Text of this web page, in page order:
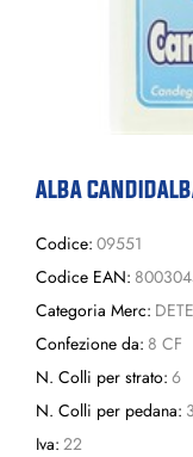
ALBA
Codice: 09551
Codice EAN:
Categoria Merc:
Confezione da: 8 CF
N. Colli per strato: 6
N. Colli per pedana:
Iva: 22